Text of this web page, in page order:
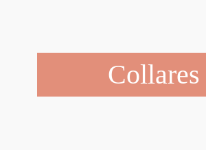
Collares